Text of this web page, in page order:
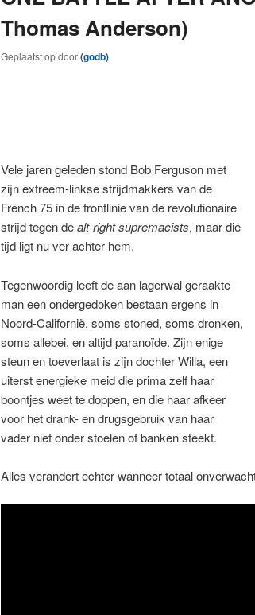
Thomas Anderson)
Geplaatst opdoor(godb)
Vele jaren geleden stond Bob Ferguson met
zijn extreem-linkse strijdmakkers van de
French 75 in de frontlinie van de revolutionaire
strijd tegen dealt-right supremacists, maar die
tijd ligt nu ver achter hem.
Tegenwoordig leeft de aan lagerwal geraakte
man een ondergedoken bestaan ergens in
Noord-Californië, soms stoned, soms dronken,
soms allebei, en altijd paranoïde. Zijn enige
steun en toeverlaat is zijn dochter Willa, een
uiterst energieke meid die prima zelf haar
boontjes weet te doppen, en die haar afkeer
voor het drank- en drugsgebruik van haar
vader niet onder stoelen of banken steekt.
Alles verandert echter wanneer totaal